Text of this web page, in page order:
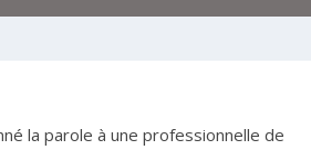
la parole à une professionnelle de